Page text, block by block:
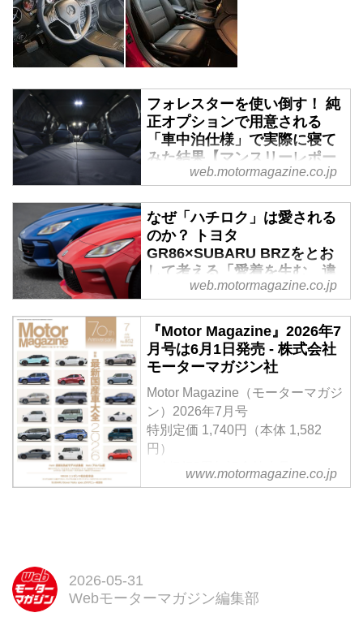
フォレスターを使い倒す！ 純
正オプションで用意される
「車中泊仕様」で実際に寝て
みた結果【マンスリーレポー
ト／2】 - Webモーターマガ
前回の1.8Lターボを搭載した「フ
ォレスター スポーツEX」に続
き、第2回はストロングハイブリ
ッドの「フォレスター Xブレイク
S：HEV EX」にオプションを装
チャースタイルパッケージを備え
た車中泊仕様で、実際に使い倒
し、車中泊も行ってみた。便利な
装備を活かしたときに見えてくる
使い勝手やその快適性を検証しな
がら、フォレスターというSUVの
本質に迫る。（Motor Magazine
Web用に再編集）
web.motormagazine.co.jp
なぜ「ハチロク」は愛される
のか？ トヨタ
GR86×SUBARU BRZをとお
して考える「愛着を生む、違
いと奥深さ」【比較試乗】 -
兄弟車のどちらかを選ぶとき、デ
ザインの違いだけならカタログを
見れば十分だけだろう。でもそれ
だけではつまらない。初代の86／
BRZもそうだったが、走行面にお
けるキャラクターの違いがよくわ
かるからこそ選ぶ楽しさがあり、
湧くのかもしれない。
web.motormagazine.co.jp
『Motor Magazine』2026年7
月号は6月1日発売 - 株式会社
モーターマガジン社
Motor Magazine（モーターマガジ
ン）2026年7月号
特別定価 1,740円（本体 1,582
円）
＜創刊70周年記念特大号＞
【特集】「最新国産車大全
試し読み
www.motormagazine.co.jp
2026-05-31
Webモーターマガジン編集部